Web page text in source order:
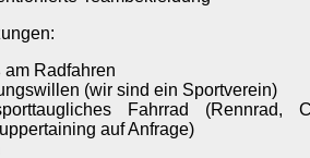
am Radfahren
(wir sind ein Sportverein)
Fahrrad (Rennrad,
auf Anfrage)